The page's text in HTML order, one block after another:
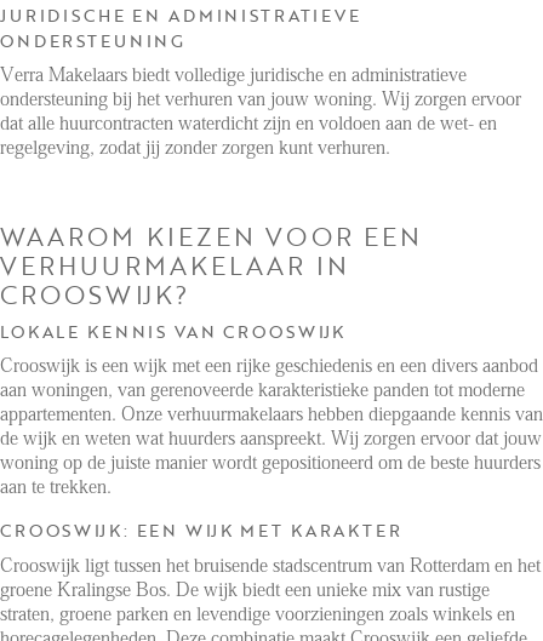
JURIDISCHE EN ADMINISTRATIEVE
ONDERSTEUNING
Verra Makelaars biedt volledige juridische en administratieve
ondersteuning bij het verhuren van jouw woning. Wij zorgen ervoor
dat alle huurcontracten waterdicht zijn en voldoen aan de wet- en
regelgeving, zodat jij zonder zorgen kunt verhuren.
WAAROM KIEZEN VOOR EEN
VERHUURMAKELAAR IN
CROOSWIJK?
LOKALE KENNIS VAN CROOSWIJK
Crooswijk is een wijk met een rijke geschiedenis en een divers aanbod
aan woningen, van gerenoveerde karakteristieke panden tot moderne
appartementen. Onze verhuurmakelaars hebben diepgaande kennis van
de wijk en weten wat huurders aanspreekt. Wij zorgen ervoor dat jouw
woning op de juiste manier wordt gepositioneerd om de beste huurders
aan te trekken.
CROOSWIJK: EEN WIJK MET KARAKTER
Crooswijk ligt tussen het bruisende stadscentrum van Rotterdam en het
groene Kralingse Bos. De wijk biedt een unieke mix van rustige
straten, groene parken en levendige voorzieningen zoals winkels en
horecagelegenheden. Deze combinatie maakt Crooswijk een geliefde